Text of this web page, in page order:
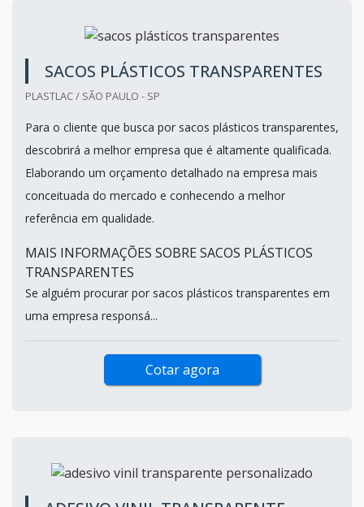
SACOS PLÁSTICOS TRANSPARENTES
PLASTLAC / SÃO PAULO - SP
Para o cliente que busca por sacos plásticos transparentes,
descobrirá a melhor empresa que é altamente qualificada.
Elaborando um orçamento detalhado na empresa mais
conceituada do mercado e conhecendo a melhor
referência em qualidade.
MAIS INFORMAÇÕES SOBRE SACOS PLÁSTICOS
TRANSPARENTES
Se alguém procurar por sacos plásticos transparentes em
uma empresa responsá...
Cotar agora